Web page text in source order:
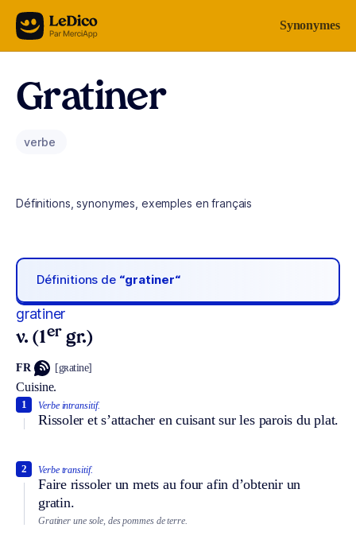
Aller au contenu Synonymes
Gratiner
verbe
Définitions, synonymes, exemples en français
Définitions de “gratiner“
gratiner
v. (1er gr.)
FR [gʀatine]
Cuisine.
Verbe intransitif.
Rissoler et s’attacher en cuisant sur les parois du plat.
1
Verbe transitif.
Faire rissoler un mets au four afin d’obtenir un
gratin.
2
Gratiner une sole, des pommes de terre.